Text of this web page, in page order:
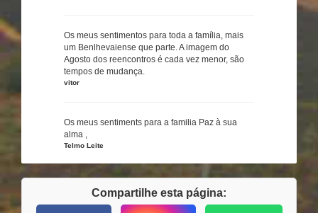
Os meus sentimentos para toda a família, mais
um Benlhevaiense que parte. A imagem do
Agosto dos reencontros é cada vez menor, são
tempos de mudança.
vitor
Os meus sentiments para a familia Paz à sua
alma ,
Telmo Leite
Compartilhe esta página: